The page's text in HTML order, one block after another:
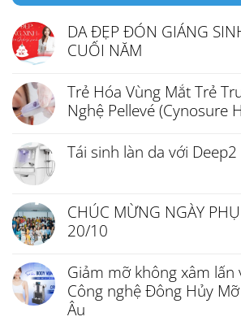
DA ĐẸP ĐÓN GIÁNG
CUỐI NĂM
Trẻ Hóa Vùng Mắt Trẻ
Nghệ Pellevé (Cynosure
Tái sinh làn da với Deep2
CHÚC MỪNG NGÀY
20/10
Giảm mỡ không xâm lấn
Công nghệ Đông Hủy
Âu